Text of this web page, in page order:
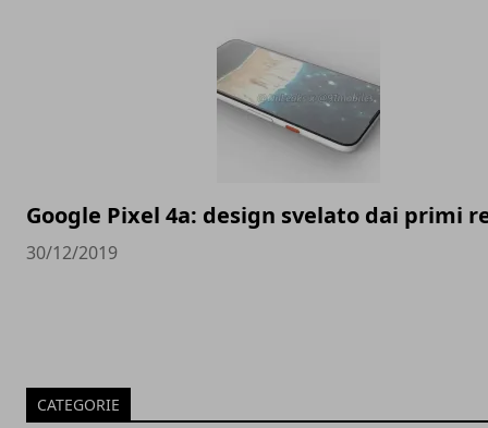
Google Pixel 4a: design svelato dai primi
30/12/2019
CATEGORIE